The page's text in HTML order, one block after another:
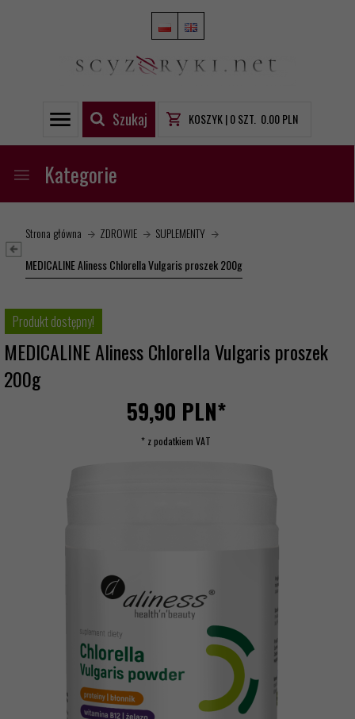
Szukaj KOSZYK |0SZT. 0.00PLN
Kategorie
Strona główna ZDROWIE
SUPLEMENTY
MEDICALINE Aliness Chlorella Vulgaris proszek 200g
Produkt dostępny!
MEDICALINE Aliness Chlorella Vulgaris proszek
200g
59,90 PLN*
* z podatkiem VAT